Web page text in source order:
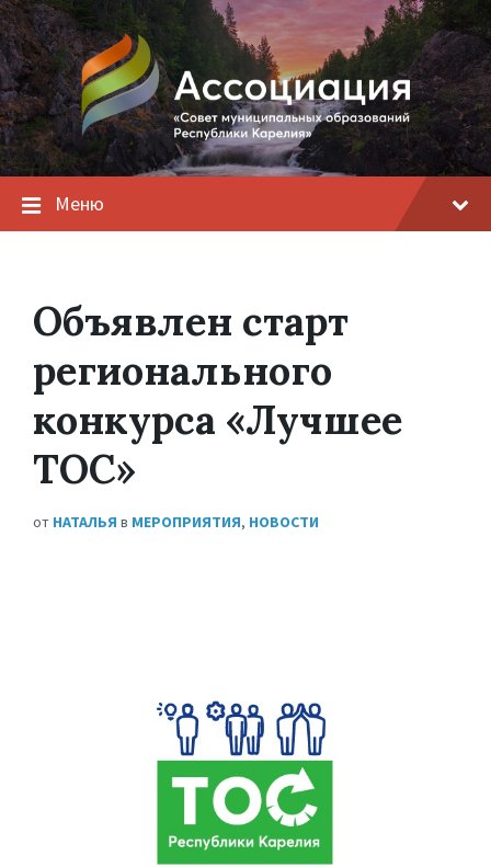
Меню
Объявлен старт
регионального
конкурса «Лучшее
ТОС»
от НАТАЛЬЯ в МЕРОПРИЯТИЯ, НОВОСТИ